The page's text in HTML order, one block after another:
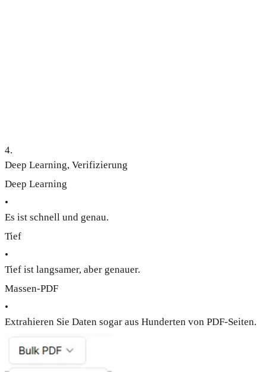
4.
Deep Learning, Verifizierung
Deep Learning
•
Es ist schnell und genau.
Tief
•
Tief ist langsamer, aber genauer.
Massen-PDF
•
Extrahieren Sie Daten sogar aus Hunderten von PDF-Seiten.